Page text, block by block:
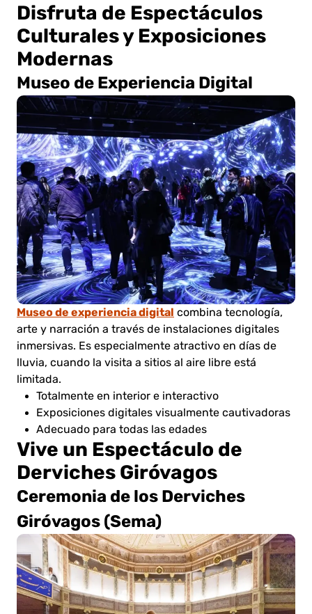
Disfruta de Espectáculos
Culturales y Exposiciones
Modernas
Museo de Experiencia Digital
Museo de experiencia digital combina tecnología,
arte y narración a través de instalaciones digitales
inmersivas. Es especialmente atractivo en días de
lluvia, cuando la visita a sitios al aire libre está
limitada.
Totalmente en interior e interactivo
Exposiciones digitales visualmente cautivadoras
Adecuado para todas las edades
Vive un Espectáculo de
Derviches Giróvagos
Ceremonia de los Derviches
Giróvagos (Sema)